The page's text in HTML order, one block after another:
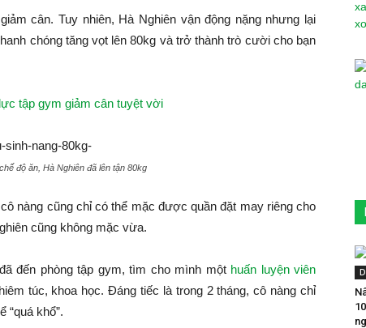
cân. Tuy nhiên, Hà Nghiên vận động nặng nhưng lại
chóng tăng vọt lên 80kg và trở thành trò cười cho bạn
tập gym giảm cân tuyệt vời
độ ăn, Hà Nghiên đã lên tận 80kg
nàng cũng chỉ có thể mặc được quần đặt may riêng cho
cũng không mặc vừa.
đến phòng tập gym, tìm cho mình một huấn luyện viên
túc, khoa học. Đáng tiếc là trong 2 tháng, cô nàng chỉ
“quá khổ”.